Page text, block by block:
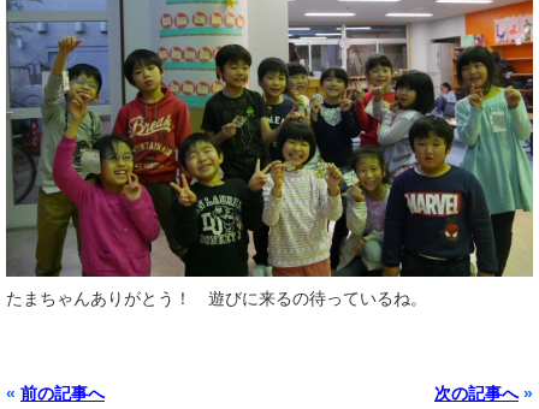
たまちゃんありがとう！ 遊びに来るの待っているね。
« 前の記事へ 次の記事へ»